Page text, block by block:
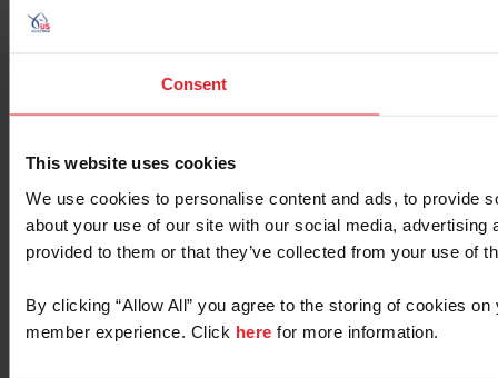
Consent
This website uses cookies
We use cookies to personalise content and ads, to provide
about your use of our site with our social media,
provided to them or that they’ve collected from your use of
By clicking “Allow All” you agree to the storing of cookies
member experience. Click here for more information.